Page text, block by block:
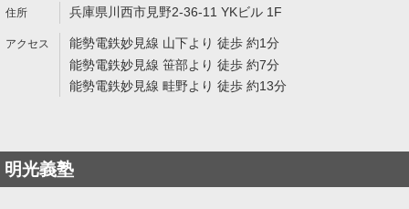
兵庫県川西市見野2-36-11 YKビル 1F
能勢電鉄妙見線 山下より 徒歩 約1分
能勢電鉄妙見線 笹部より 徒歩 約7分
能勢電鉄妙見線 畦野より 徒歩 約13分
明光義塾